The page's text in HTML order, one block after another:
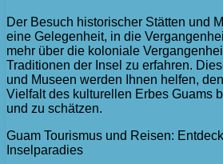
Der Besuch historischer Stätten und
eine Gelegenheit, in die
mehr über die koloniale
Traditionen der Insel zu erfahren.
und Museen werden Ihnen helfen,
Vielfalt des kulturellen Erbes Guams
und zu schätzen.
Guam Tourismus und Reisen:
Inselparadies